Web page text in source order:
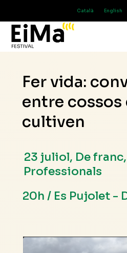
Català English
Fer vida:
entre cossos
cultiven
23 juliol, De franc,
Professionals
20h / Es Pujolet -